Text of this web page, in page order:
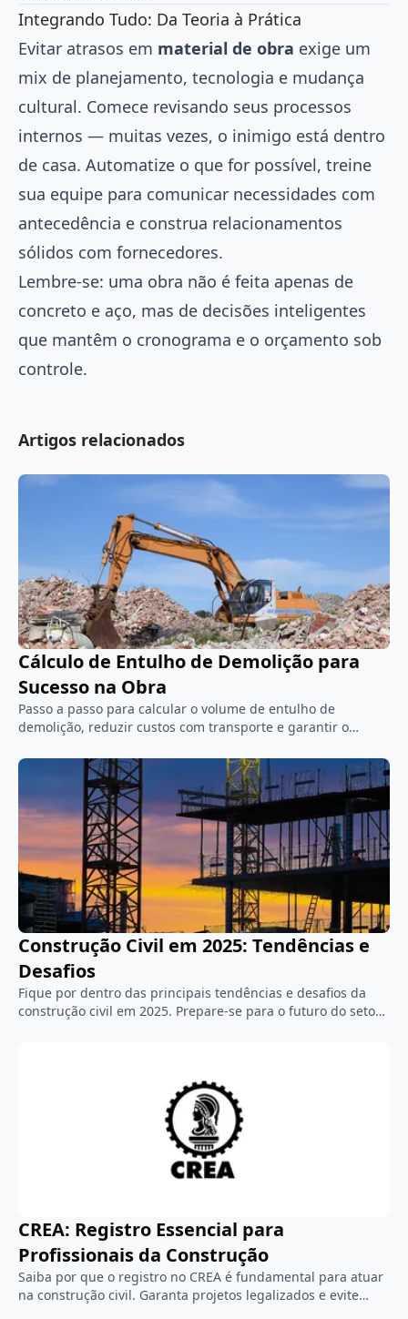
Integrando Tudo: Da Teoria à Prática
Evitar atrasos em material de obra exige um
mix de planejamento, tecnologia e mudança
cultural. Comece revisando seus processos
internos — muitas vezes, o inimigo está dentro
de casa. Automatize o que for possível, treine
sua equipe para comunicar necessidades com
antecedência e construa relacionamentos
sólidos com fornecedores.
Lembre-se: uma obra não é feita apenas de
concreto e aço, mas de decisões inteligentes
que mantêm o cronograma e o orçamento sob
controle.
Artigos relacionados
Cálculo de Entulho de Demolição para
Sucesso na Obra
Passo a passo para calcular o volume de entulho de
demolição, reduzir custos com transporte e garantir o
Construção Civil em 2025: Tendências e
Desafios
Fique por dentro das principais tendências e desafios da
construção civil em 2025. Prepare-se para o futuro do setor
CREA: Registro Essencial para
Profissionais da Construção
Saiba por que o registro no CREA é fundamental para atuar
na construção civil. Garanta projetos legalizados e evite